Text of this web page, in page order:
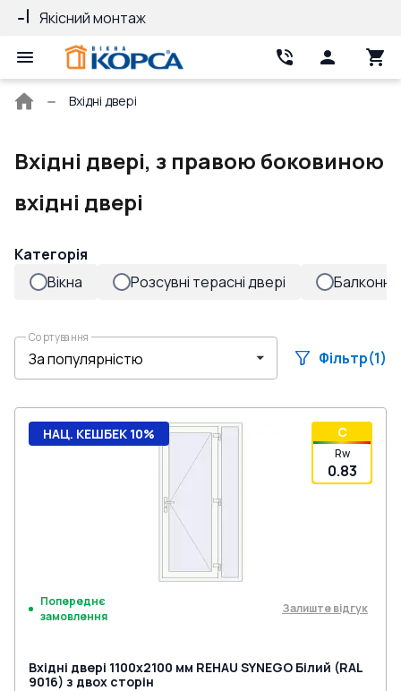
Якісний монтаж
Головна
Вхідні двері
Вхідні двері, з правою боковиною
вхідні двері
Категорія
Вікна
Розсувні терасні двері Балконні
Сортування
Фільтр(1)
C
Rw
0.83
НАЦ. КЕШБЕК 10%
Попереднє
замовлення
Залиште відгук
Вхідні двері 1100x2100 мм REHAU SYNEGO Білий (RAL
9016) з двох сторін